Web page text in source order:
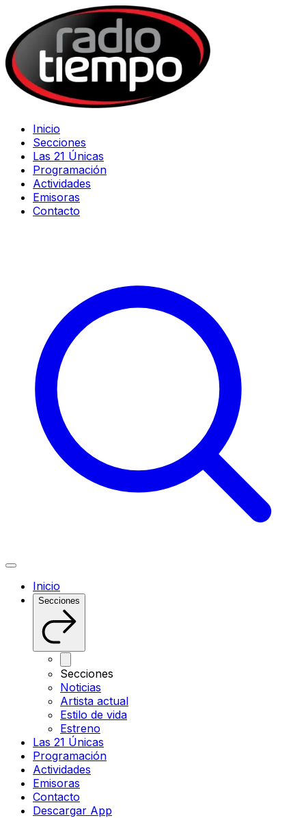
Inicio
Secciones
Las 21 Únicas
Programación
Actividades
Emisoras
Contacto
Inicio
Secciones
Secciones
Noticias
Artista actual
Estilo de vida
Estreno
Las 21 Únicas
Programación
Actividades
Emisoras
Contacto
Descargar App